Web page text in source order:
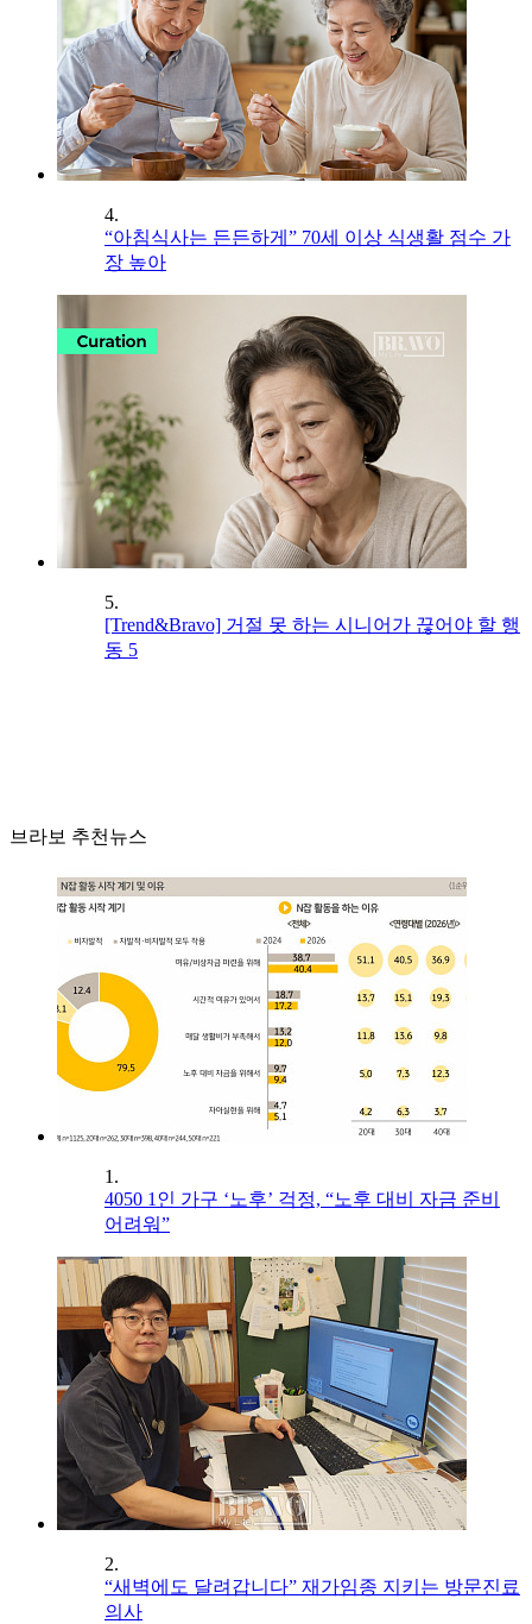
4.
“아침식사는 든든하게” 70세 이상 식생활 점수 가
장 높아
5.
[Trend&Bravo] 거절 못 하는 시니어가 끊어야 할 행
동 5
브라보 추천뉴스
1.
4050 1인 가구 ‘노후’ 걱정, “노후 대비 자금 준비
어려워”
2.
“새벽에도 달려갑니다” 재가임종 지키는 방문진료
의사